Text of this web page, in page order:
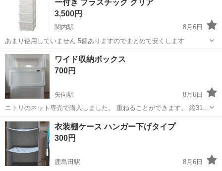
ー付き プラスチック クリア
3,500円
関内駅
8月6日
あまり使用していません 5個ありますのでまとめて安くします
神奈川 横浜市 関内駅 収納家具
ワイド収納ボックス
700円
矢向駅
8月6日
ニトリのネット専売で購入しました。 重ねることができます。 縦31セ
ンチ×横60センチ×奥行き38センチ 3つ重ねると高さは89センチになり
ます。 3個セットの値段設定です。 土日・祝日で受け取り可能な方で
お願いします。
神奈川 川崎市 矢向駅
衣装棚ケース ハンガー下げタイプ
300円
鹿島田駅
8月6日